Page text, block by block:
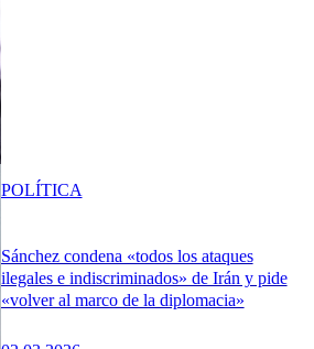
Sánchez condena «todos los ataques
ilegales e indiscriminados» de Irán y pide
«volver al marco de la diplomacia»
POLÍTICA